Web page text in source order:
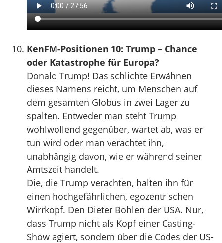
KenFM-Positionen 10: Trump – Chance
oder Katastrophe für Europa?
Donald Trump! Das schlichte Erwähnen
dieses Namens reicht, um Menschen auf
dem gesamten Globus in zwei Lager zu
spalten. Entweder man steht Trump
wohlwollend gegenüber, wartet ab, was er
tun wird oder man verachtet ihn,
unabhängig davon, wie er während seiner
Amtszeit handelt.
Die, die Trump verachten, halten ihn für
einen hochgefährlichen, egozentrischen
Wirrkopf. Den Dieter Bohlen der USA. Nur,
dass Trump nicht als Kopf einer Casting-
Show agiert, sondern über die Codes der US-